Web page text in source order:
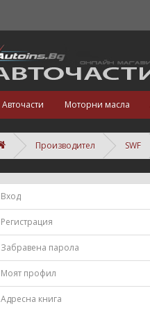
Авточасти Моторни масла
Производител SWF
Вход
Регистрация
Забравена парола
Моят профил
Адресна книга